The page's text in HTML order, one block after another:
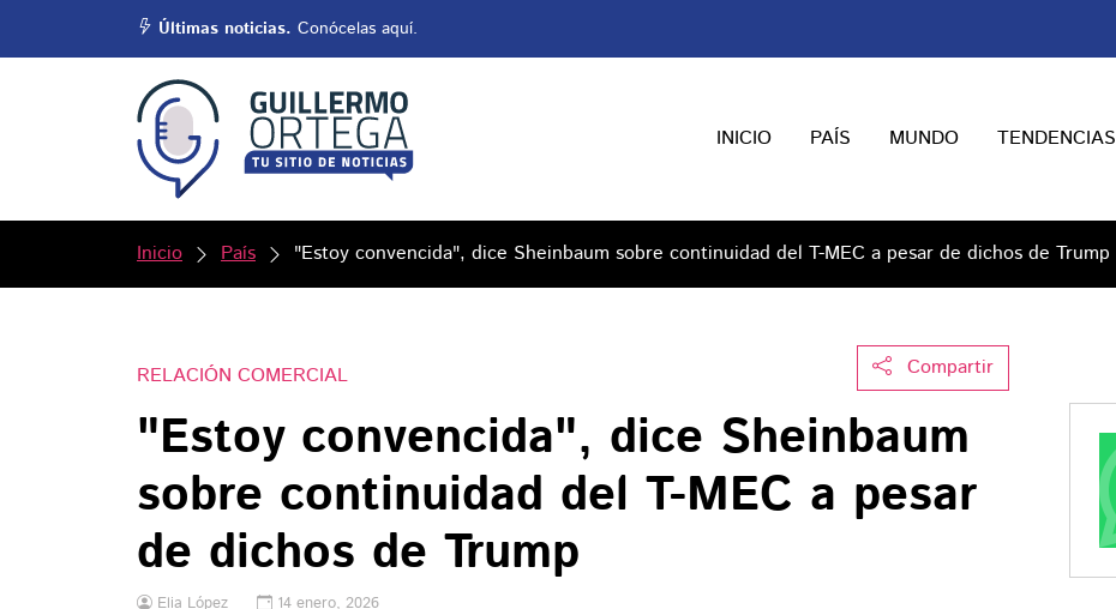
Últimas noticias. Conócelas aquí.
INICIO PAÍS MUNDO TENDENCIAS
Inicio País "Estoy convencida", dice Sheinbaum sobre continuidad del T-MEC a pesar de dichos de Trump
Compartir
RELACIÓN COMERCIAL
"Estoy convencida", dice Sheinbaum
sobre continuidad del T-MEC a pesar
de dichos de Trump
Elia López 14 enero, 2026